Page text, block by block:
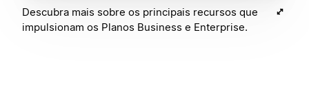
Descubra mais sobre os principais recursos que
impulsionam os Planos Business e Enterprise.